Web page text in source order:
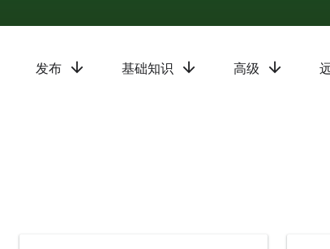
发布 arrow_downward 基础知识 arrow_downward 高级 arrow_downward